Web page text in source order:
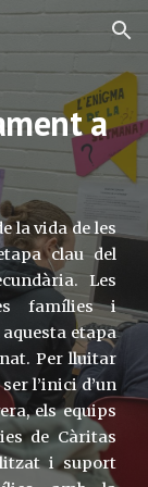
Skip to navigation
a
la vida de les
clau del
Les
famílies i
etapa
Per lluitar
l’inici d’un
els equips
de Càritas
i suport